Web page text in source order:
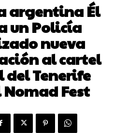
argentina Él
un Policía
nueva
al cartel
del Tenerife
Fest